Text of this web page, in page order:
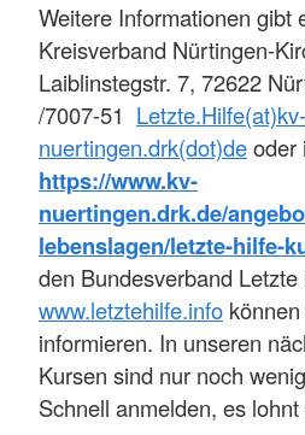
Weitere Informationen gibt
Kreisverband Nürtingen-
Laiblinstegstr. 7, 72622
/7007-51 Letzte.Hilfe(at)kv-
nuertingen.drk(dot)deoder
https://www.kv-
nuertingen.drk.de/
lebenslagen/letzte-hilfe-
den Bundesverband
www.letztehilfe.info
informieren. In unseren
Kursen sind nur noch
Schnell anmelden, es lohnt